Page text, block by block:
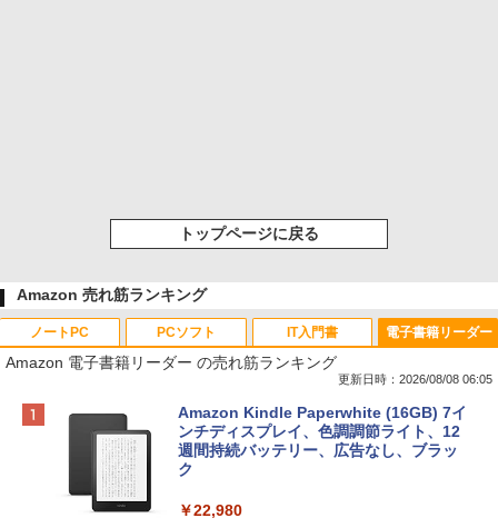
トップページに戻る
Amazon 売れ筋ランキング
ノートPC
Apple 2026 MacBook Neo A18 Proチッ
プ搭載13インチノートブック：AIとAppl
e Intelligence、Liquid Retinaディスプ
レイ、8GBメモリ、512GB SSD、1080p
ィゴ + 3年延長 AppleCare+ for 13インチ
PCソフト
Robloxギフトカード - 800 Robux 【限
定バーチャルアイテムを含む】 【オンラ
インゲームコード】 ロブロックス | オン
ラインコード版
￥1,300
IT入門書
生成AIパスポート公式テキスト 第４版
￥1,766
電子書籍リーダー
Amazon 電子書籍リーダー の売れ筋ランキング
更新日時：2026/08/08 06:05
Amazon Kindle Paperwhite (16GB) 7イ
ンチディスプレイ、色調調節ライト、12
週間持続バッテリー、広告なし、ブラッ
ク
￥22,980